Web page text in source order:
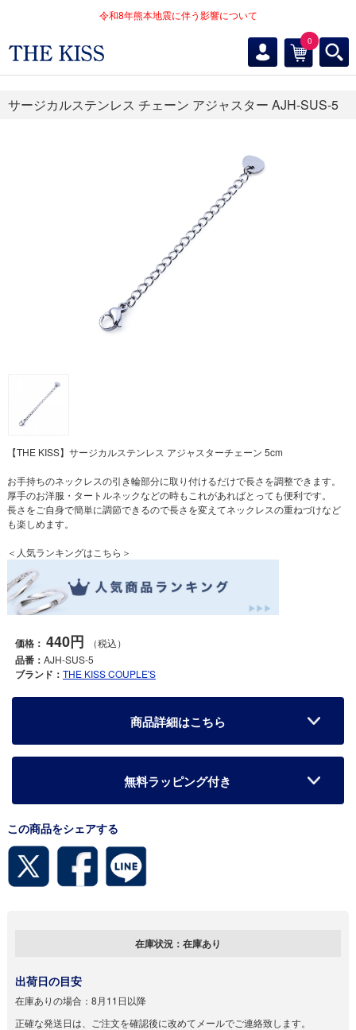
令和8年熊本地震に伴う影響について
0
サージカルステンレス チェーン アジャスター AJH-SUS-5
【THE KISS】サージカルステンレス アジャスターチェーン 5cm
お手持ちのネックレスの引き輪部分に取り付けるだけで長さを調整できます。
厚手のお洋服・タートルネックなどの時もこれがあればとっても便利です。
長さをご自身で簡単に調節できるので長さを変えてネックレスの重ねづけなど
も楽しめます。
＜人気ランキングはこちら＞
価格： 440円 （税込）
品番： AJH-SUS-5
ブランド： THE KISS COUPLE'S
商品詳細はこちら
無料ラッピング付き
この商品をシェアする
在庫状況： 在庫あり
出荷日の目安
在庫ありの場合： 8月11日以降
正確な発送日は、ご注文を確認後に改めてメールでご連絡致します。